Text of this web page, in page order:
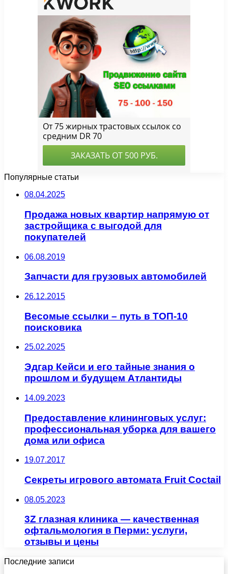
Популярные статьи
08.04.2025
Продажа новых квартир напрямую от
застройщика с выгодой для
покупателей
06.08.2019
Запчасти для грузовых автомобилей
26.12.2015
Весомые ссылки – путь в ТОП-10
поисковика
25.02.2025
Эдгар Кейси и его тайные знания о
прошлом и будущем Атлантиды
14.09.2023
Предоставление клининговых услуг:
профессиональная уборка для вашего
дома или офиса
19.07.2017
Секреты игрового автомата Fruit Coctail
08.05.2023
3Z глазная клиника — качественная
офтальмология в Перми: услуги,
отзывы и цены
Последние записи